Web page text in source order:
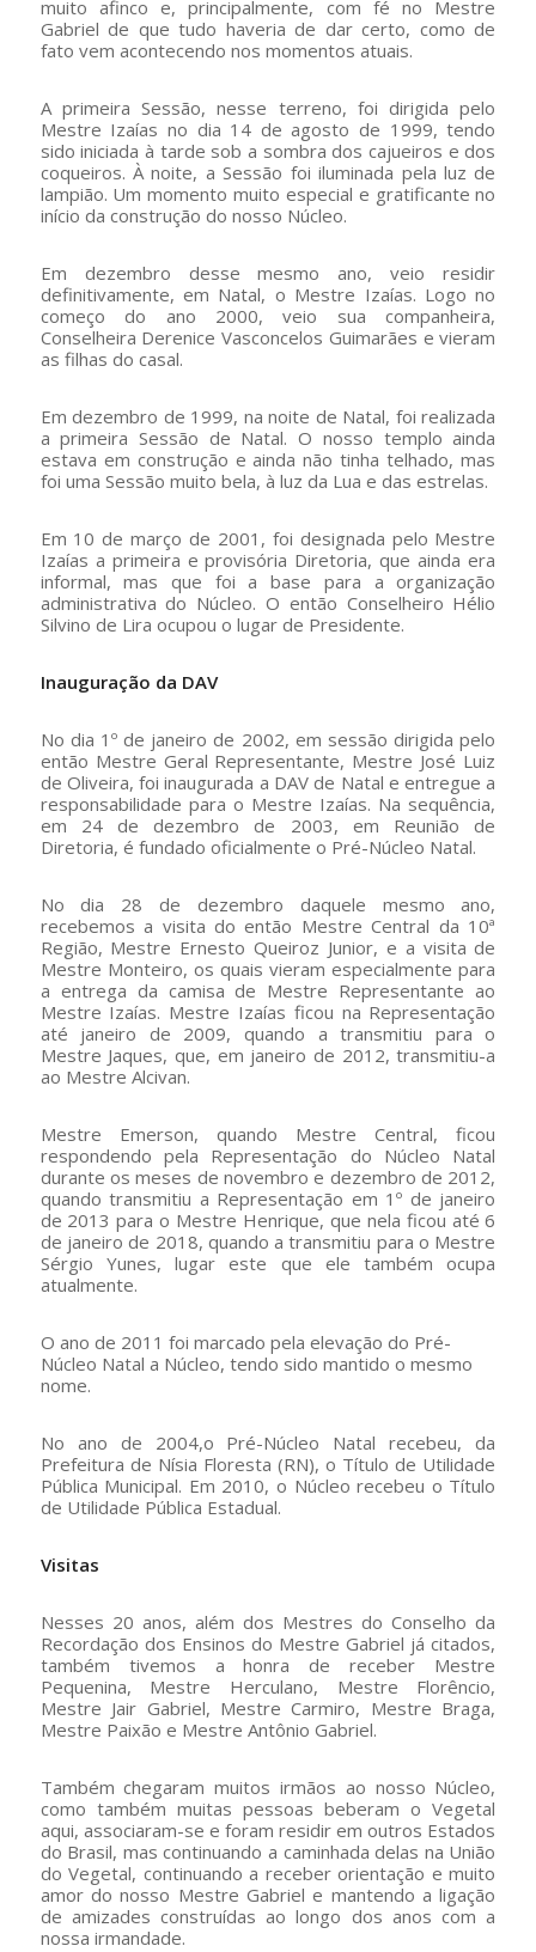
muito afinco e, principalmente, com fé no Mestre
Gabriel de que tudo haveria de dar certo, como de
fato vem acontecendo nos momentos atuais.
A primeira Sessão, nesse terreno, foi dirigida pelo
Mestre Izaías no dia 14 de agosto de 1999, tendo
sido iniciada à tarde sob a sombra dos cajueiros e dos
coqueiros. À noite, a Sessão foi iluminada pela luz de
lampião. Um momento muito especial e gratificante no
início da construção do nosso Núcleo.
Em dezembro desse mesmo ano, veio residir
definitivamente, em Natal, o Mestre Izaías. Logo no
começo do ano 2000, veio sua companheira,
Conselheira Derenice Vasconcelos Guimarães e vieram
as filhas do casal.
Em dezembro de 1999, na noite de Natal, foi realizada
a primeira Sessão de Natal. O nosso templo ainda
estava em construção e ainda não tinha telhado, mas
foi uma Sessão muito bela, à luz da Lua e das estrelas.
Em 10 de março de 2001, foi designada pelo Mestre
Izaías a primeira e provisória Diretoria, que ainda era
informal, mas que foi a base para a organização
administrativa do Núcleo. O então Conselheiro Hélio
Silvino de Lira ocupou o lugar de Presidente.
Inauguração da DAV
No dia 1º de janeiro de 2002, em sessão dirigida pelo
então Mestre Geral Representante, Mestre José Luiz
de Oliveira, foi inaugurada a DAV de Natal e entregue a
responsabilidade para o Mestre Izaías. Na sequência,
em 24 de dezembro de 2003, em Reunião de
Diretoria, é fundado oficialmente o Pré-Núcleo Natal.
No dia 28 de dezembro daquele mesmo ano,
recebemos a visita do então Mestre Central da 10ª
Região, Mestre Ernesto Queiroz Junior, e a visita de
Mestre Monteiro, os quais vieram especialmente para
a entrega da camisa de Mestre Representante ao
Mestre Izaías. Mestre Izaías ficou na Representação
até janeiro de 2009, quando a transmitiu para o
Mestre Jaques, que, em janeiro de 2012, transmitiu-a
ao Mestre Alcivan.
Mestre Emerson, quando Mestre Central, ficou
respondendo pela Representação do Núcleo Natal
durante os meses de novembro e dezembro de 2012,
quando transmitiu a Representação em 1º de janeiro
de 2013 para o Mestre Henrique, que nela ficou até 6
de janeiro de 2018, quando a transmitiu para o Mestre
Sérgio Yunes, lugar este que ele também ocupa
atualmente.
O ano de 2011 foi marcado pela elevação do Pré-
Núcleo Natal a Núcleo, tendo sido mantido o mesmo
nome.
No ano de 2004,o Pré-Núcleo Natal recebeu, da
Prefeitura de Nísia Floresta (RN), o Título de Utilidade
Pública Municipal. Em 2010, o Núcleo recebeu o Título
de Utilidade Pública Estadual.
Visitas
Nesses 20 anos, além dos Mestres do Conselho da
Recordação dos Ensinos do Mestre Gabriel já citados,
também tivemos a honra de receber Mestre
Pequenina, Mestre Herculano, Mestre Florêncio,
Mestre Jair Gabriel, Mestre Carmiro, Mestre Braga,
Mestre Paixão e Mestre Antônio Gabriel.
Também chegaram muitos irmãos ao nosso Núcleo,
como também muitas pessoas beberam o Vegetal
aqui, associaram-se e foram residir em outros Estados
do Brasil, mas continuando a caminhada delas na União
do Vegetal, continuando a receber orientação e muito
amor do nosso Mestre Gabriel e mantendo a ligação
de amizades construídas ao longo dos anos com a
nossa irmandade.